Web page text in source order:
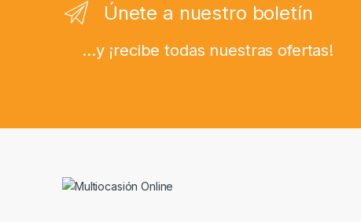
Únete a nuestro boletín
...y ¡recibe todas nuestras ofertas!